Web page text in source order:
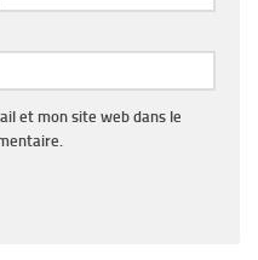
et mon site web dans le